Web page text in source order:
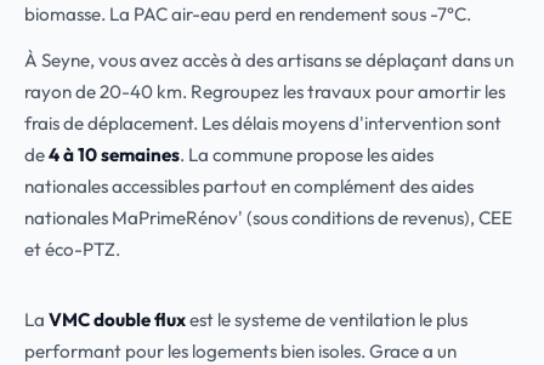
biomasse. La PAC air-eau perd en rendement sous -7°C.
À Seyne, vous avez accès à des artisans se déplaçant dans un
rayon de 20-40 km. Regroupez les travaux pour amortir les
frais de déplacement. Les délais moyens d'intervention sont
de4 à 10 semaines. La commune propose les aides
nationales accessibles partout en complément des aides
nationales MaPrimeRénov' (sous conditions de revenus), CEE
et éco-PTZ.
La VMC double fluxest le systeme de ventilation le plus
performant pour les logements bien isoles. Grace a un